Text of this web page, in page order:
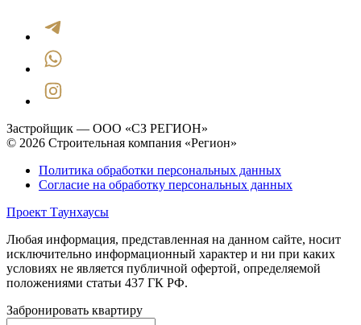
Застройщик — ООО «СЗ РЕГИОН»
© 2026 Строительная компания «Регион»
Политика обработки персональных данных
Согласие на обработку персональных данных
Проект Таунхаусы
Любая информация, представленная на данном сайте, носит
исключительно информационный характер и ни при каких
условиях не является публичной офертой, определяемой
положениями статьи 437 ГК РФ.
Забронировать квартиру